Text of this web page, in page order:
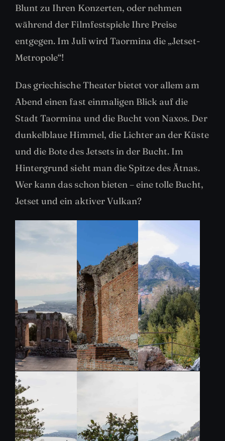
Blunt zu Ihren Konzerten, oder nehmen
während der Filmfestspiele Ihre Preise
entgegen. Im Juli wird Taormina die „Jetset-
Metropole“!
Das griechische Theater bietet vor allem am
Abend einen fast einmaligen Blick auf die
Stadt Taormina und die Bucht von Naxos. Der
dunkelblaue Himmel, die Lichter an der Küste
und die Bote des Jetsets in der Bucht. Im
Hintergrund sieht man die Spitze des Ätnas.
Wer kann das schon bieten – eine tolle Bucht,
Jetset und ein aktiver Vulkan?